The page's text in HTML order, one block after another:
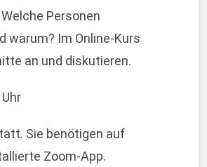
Personen
warum? Im Online-Kurs
an und diskutieren.
Sie benötigen auf
Zoom-App.